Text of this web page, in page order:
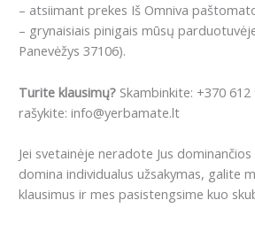
– atsiimant prekes Iš Omniva
– grynaisiais pinigais mūsų
Panevėžys 37106).
Turite klausimų? Skambinkite: +370
rašykite: info@yerbamate.lt
Jei svetainėje neradote Jus
domina individualus užsakymas, galite
klausimus ir mes pasistengsime kuo